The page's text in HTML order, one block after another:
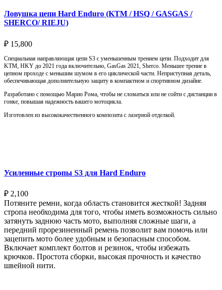
Ловушка цепи Hard Enduro (KTM / HSQ / GASGAS /
SHERCO/ RIEJU)
₽ 15,800
Специальная направляющая цепи S3 с уменьшенным трением цепи. Подходит для
KTM, HKY до 2021 года включительно, GasGas 2021, Sherco. Меньшее трение в
цепном проходе с меньшим шумом в его циклической части. Неприступная деталь,
обеспечивающая дополнительную защиту в компактном и спортивном дизайне.
Разработано с помощью Марио Рома, чтобы не сломаться или не сойти с дистанции в
гонке, повышая надежность вашего мотоцикла.
Изготовлен из высококачественного композита с лазерной отделкой.
Усиленные стропы S3 для Hard Enduro
₽ 2,100
Потяните ремни, когда область становится жесткой! Задняя
стропа необходима для того, чтобы иметь возможность сильно
затянуть заднюю часть мото, выполняя сложные шаги, а
передний прорезиненный ремень позволит вам помочь или
зацепить мото более удобным и безопасным способом.
Включает комплект болтов и резинок, чтобы избежать
крючков. Простота сборки, высокая прочность и качество
швейной нити.